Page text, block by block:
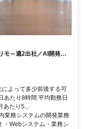
モ～週2出社／AI開発を
よって多少前後する可
あたり8時間 平均勤務日
あたり5...
業務システムの開発業務
・Webシステム・業務シ